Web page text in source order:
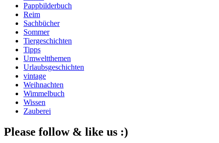
Pappbilderbuch
Reim
Sachbücher
Sommer
Tiergeschichten
Tipps
Umweltthemen
Urlaubsgeschichten
vintage
Weihnachten
Wimmelbuch
Wissen
Zauberei
Please follow & like us :)